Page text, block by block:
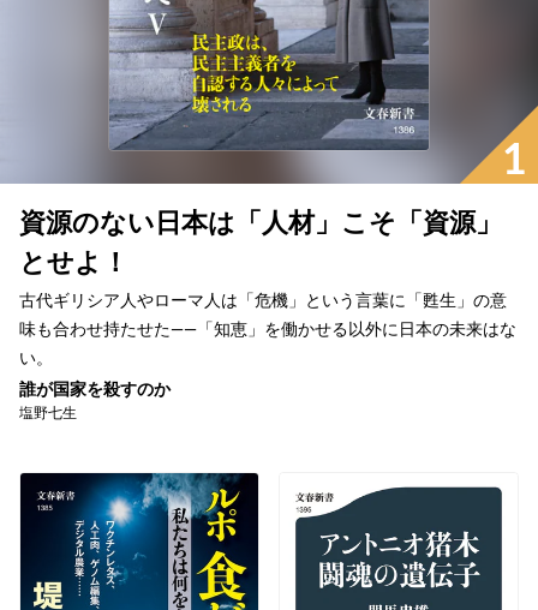
1
資源のない日本は「人材」こそ「資源」
とせよ！
古代ギリシア人やローマ人は「危機」という言葉に「甦生」の意
味も合わせ持たせた――「知恵」を働かせる以外に日本の未来はな
い。
誰が国家を殺すのか
塩野七生